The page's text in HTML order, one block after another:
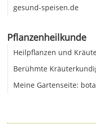
gesund-speisen.de
Pflanzenheilkunde
Heilpflanzen und
Berühmte
Meine Gartenseite: